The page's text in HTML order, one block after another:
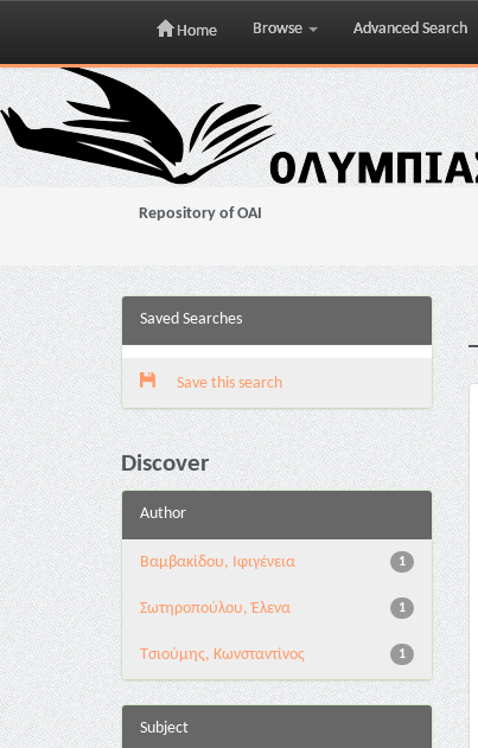
Skip
navigation
Home Browse Advanced Search
Repository of OAI
Saved Searches
Save this search
Discover
Author
1
Βαμβακίδου, Ιφιγένεια
1
Σωτηροπούλου, Έλενα
1
Τσιούμης, Κωνσταντίνος
Subject